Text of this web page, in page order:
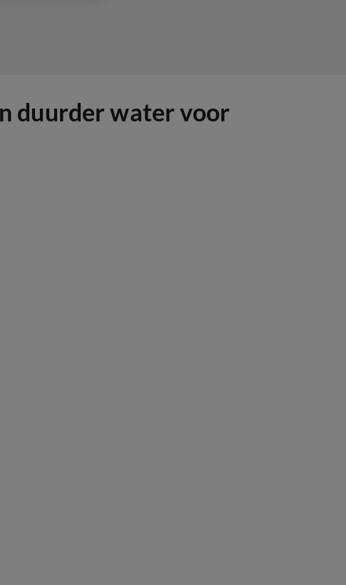
duurder water voor